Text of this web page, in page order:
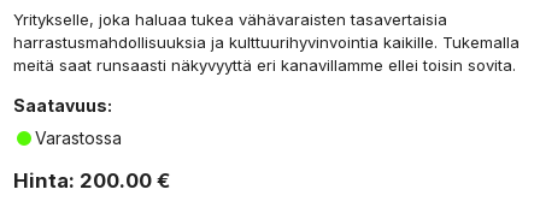
Yritykselle, joka haluaa tukea vähävaraisten tasavertaisia
harrastusmahdollisuuksia ja kulttuurihyvinvointia kaikille. Tukemalla
meitä saat runsaasti näkyvyyttä eri kanavillamme ellei toisin sovita.
Saatavuus:
Varastossa
Hinta: 200.00 €